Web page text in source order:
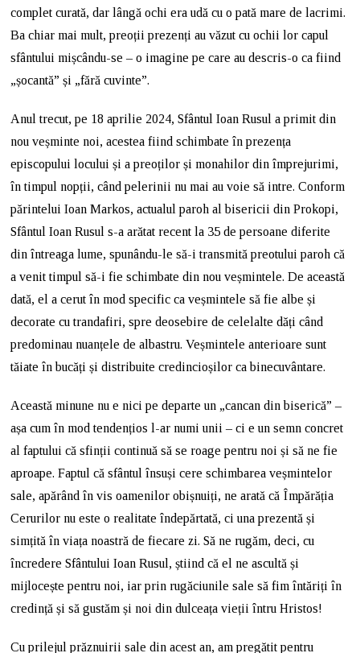
complet curată, dar lângă ochi era udă cu o pată mare de lacrimi.
Ba chiar mai mult, preoții prezenți au văzut cu ochii lor capul
sfântului mișcându-se – o imagine pe care au descris-o ca fiind
„șocantă” și „fără cuvinte”.
Anul trecut, pe 18 aprilie 2024, Sfântul Ioan Rusul a primit din
nou veșminte noi, acestea fiind schimbate în prezența
episcopului locului și a preoților și monahilor din împrejurimi,
în timpul nopții, când pelerinii nu mai au voie să intre. Conform
părintelui Ioan Markos, actualul paroh al bisericii din Prokopi,
Sfântul Ioan Rusul s-a arătat recent la 35 de persoane diferite
din întreaga lume, spunându-le să-i transmită preotului paroh că
a venit timpul să-i fie schimbate din nou veșmintele. De această
dată, el a cerut în mod specific ca veșmintele să fie albe și
decorate cu trandafiri, spre deosebire de celelalte dăți când
predominau nuanțele de albastru. Veșmintele anterioare sunt
tăiate în bucăți și distribuite credincioșilor ca binecuvântare.
Această minune nu e nici pe departe un „cancan din biserică” –
așa cum în mod tendențios l-ar numi unii – ci e un semn concret
al faptului că sfinții continuă să se roage pentru noi și să ne fie
aproape. Faptul că sfântul însuși cere schimbarea veșmintelor
sale, apărând în vis oamenilor obișnuiți, ne arată că Împărăția
Cerurilor nu este o realitate îndepărtată, ci una prezentă și
simțită în viața noastră de fiecare zi. Să ne rugăm, deci, cu
încredere Sfântului Ioan Rusul, știind că el ne ascultă și
mijlocește pentru noi, iar prin rugăciunile sale să fim întăriți în
credință și să gustăm și noi din dulceața vieții întru Hristos!
Cu prilejul prăznuirii sale din acest an, am pregătit pentru